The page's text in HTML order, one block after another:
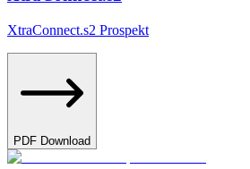
XtraConnect.s2 Prospekt
PDF Download